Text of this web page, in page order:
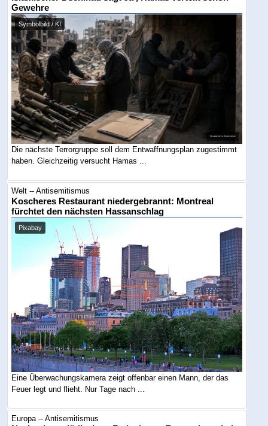
Gewehre
Symbolbild / KI
Die nächste Terrorgruppe soll dem Entwaffnungsplan zugestimmt
haben. Gleichzeitig versucht Hamas ...
Welt -- Antisemitismus
Koscheres Restaurant niedergebrannt: Montreal
fürchtet den nächsten Hassanschlag
Pixabay
Eine Überwachungskamera zeigt offenbar einen Mann, der das
Feuer legt und flieht. Nur Tage nach ...
Europa -- Antisemitismus